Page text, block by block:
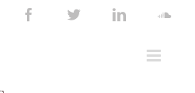
LinkedIn
Twitter
Facebook